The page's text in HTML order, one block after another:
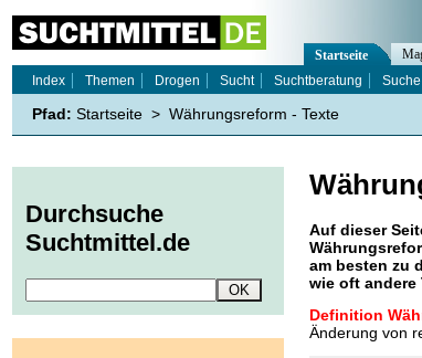
Auf dieser
am besten zu
wie oft andere
Definition
Änderung von
Startseite
Index
Themen Drogen Sucht Suchtberatung Suche
Pfad: Startseite > Währungsreform - Texte
Durchsuche
Suchtmittel.de